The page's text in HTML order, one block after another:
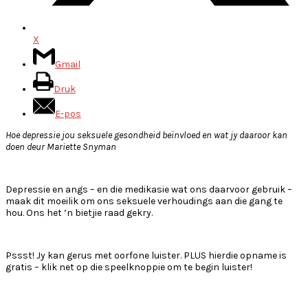
X
Gmail
Druk
E-pos
Hoe depressie jou seksuele gesondheid beïnvloed en wat jy daaroor kan
doen deur Mariette Snyman
Depressie en angs – en die medikasie wat ons daarvoor gebruik –
maak dit moeilik om ons seksuele verhoudings aan die gang te
hou. Ons het ’n bietjie raad gekry.
Pssst! Jy kan gerus met oorfone luister. PLUS hierdie opname is
gratis – klik net op die speelknoppie om te begin luister!